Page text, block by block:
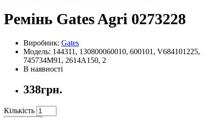
Ремінь Gates Agri 0273228
Виробник: Gates
Модель: 144311, 130800060010, 600101, V684101225,
745734M91, 2614A150, 2
В наявності
338грн.
Кількість